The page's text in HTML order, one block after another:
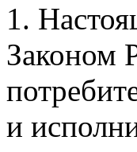
1.
Законом
и